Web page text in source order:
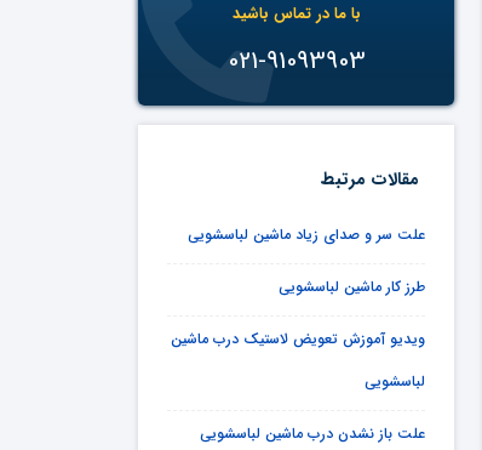
با ما در تماس باشید
021-91093903
مقالات مرتبط
علت سر و صدای زیاد ماشین لباسشویی
طرز کار ماشین لباسشویی
ویدیو آموزش تعویض لاستیک درب ماشین
لباسشویی
علت باز نشدن درب ماشین لباسشویی